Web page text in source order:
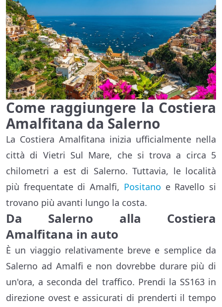
Come raggiungere la Costiera
Amalfitana da Salerno
La Costiera Amalfitana inizia ufficialmente nella
città di Vietri Sul Mare, che si trova a circa 5
chilometri a est di Salerno. Tuttavia, le località
più frequentate di Amalfi, Positano e Ravello si
trovano più avanti lungo la costa.
Da Salerno alla Costiera
Amalfitana in auto
È un viaggio relativamente breve e semplice da
Salerno ad Amalfi e non dovrebbe durare più di
un'ora, a seconda del traffico. Prendi la SS163 in
direzione ovest e assicurati di prenderti il tempo